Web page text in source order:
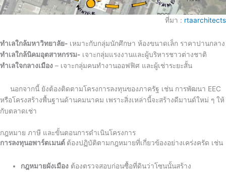
ที่มา : rtaarchitects
ทำเลใกล้มหาวิทยาลัย- เหมาะกับกลุ่มนักศึกษา ห้องขนาดเล็ก ราคาปานกลาง
ทำเลใกล้นิคมอุตสาหกรรม- เจาะกลุ่มแรงงานและผู้บริหารชาวต่างชาติ
ทำเลใจกลางเมือง – เจาะกลุ่มคนทำงานออฟฟิศ และผู้เช่าระยะสั้น
นอกจากนี้ ยังต้องติดตามโครงการลงทุนของภาครัฐ เช่น การพัฒนา EEC
หรือโครงสร้างพื้นฐานด้านคมนาคม เพราะสิ่งเหล่านี้จะสร้างดีมานด์ใหม่ ๆ ให้
กับตลาดเช่า
กฎหมาย ภาษี และขั้นตอนการดำเนินโครงการ
การลงทุนอพาร์ตเมนต์ ต้องปฏิบัติตามกฎหมายที่เกี่ยวข้องอย่างเคร่งครัด เช่น
กฎหมายผังเมือง ต้องตรวจสอบก่อนซื้อที่ดินว่าโซนนั้นสร้าง